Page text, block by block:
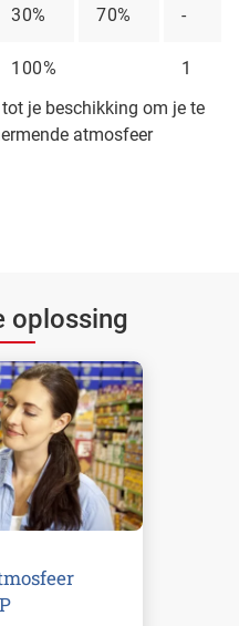
30%
70%
-
100%
1
je beschikking om je te
atmosfeer
oplossing